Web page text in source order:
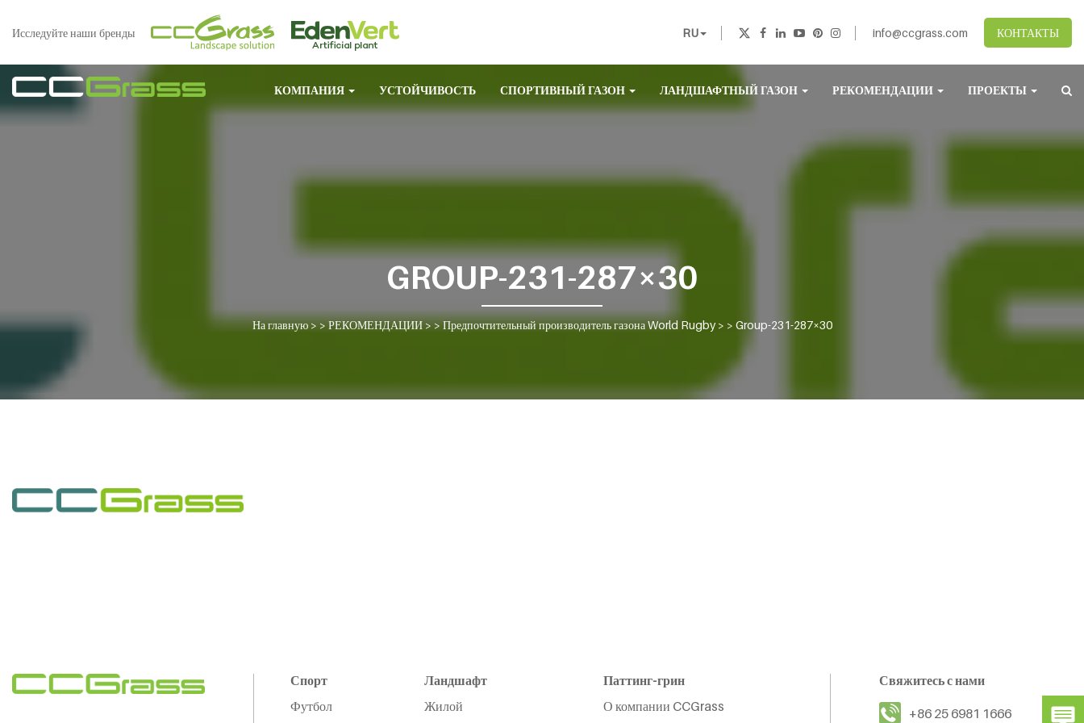
Исследуйте наши бренды RU info@ccgrass.com КОНТАКТЫ
КОМПАНИЯ УСТОЙЧИВОСТЬ СПОРТИВНЫЙ ГАЗОН ЛАНДШАФТНЫЙ ГАЗОН РЕКОМЕНДАЦИИ ПРОЕКТЫ
GROUP-231-287×30
На главную> >РЕКОМЕНДАЦИИ> >Предпочтительный производитель газона World Rugby> > Group-231-287×30
Спорт
Футбол
Ландшафт
Жилой
Паттинг-грин
О компании CCGrass
Свяжитесь с нами
+86 25 6981 1666